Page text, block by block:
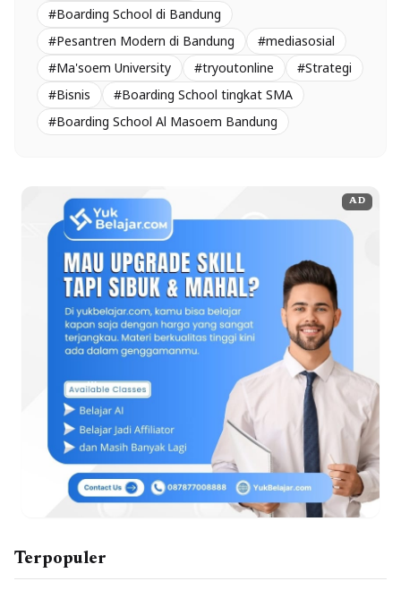
#Boarding School di Bandung
#Pesantren Modern di Bandung
#mediasosial
#Ma'soem University
#tryoutonline
#Strategi
#Bisnis
#Boarding School tingkat SMA
#Boarding School Al Masoem Bandung
AD
Terpopuler